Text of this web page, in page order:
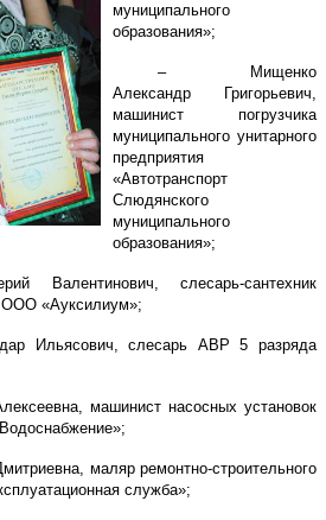
муниципального
образования»;
– Мищенко
Александр Григорьевич,
машинист погрузчика
муниципального унитарного
предприятия
«Автотранспорт
Слюдянского
муниципального
образования»;
Валентинович, слесарь-сантехник
ООО «Ауксилиум»;
Ильясович, слесарь АВР 5 разряда
машинист насосных установок
маляр ремонтно-строительного
служба»;